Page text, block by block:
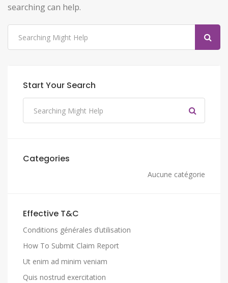
searching can help.
Start Your Search
Categories
Aucune catégorie
Effective T&C
Conditions générales d’utilisation
How To Submit Claim Report
Ut enim ad minim veniam
Quis nostrud exercitation